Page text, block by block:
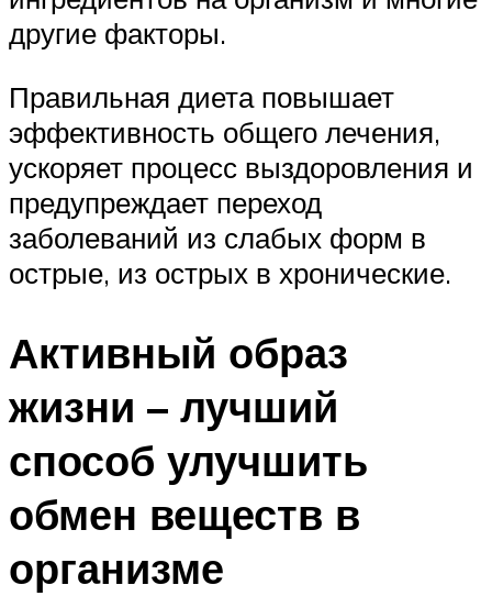
другие факторы.
Правильная диета повышает
эффективность общего лечения,
ускоряет процесс выздоровления и
предупреждает переход
заболеваний из слабых форм в
острые, из острых в хронические.
Активный образ
жизни – лучший
способ улучшить
обмен веществ в
организме